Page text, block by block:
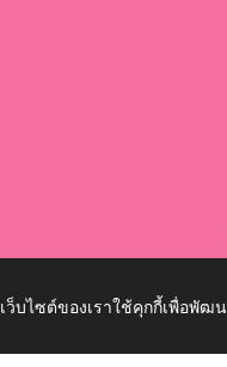
เว็บไซต์ของเราใช้คุกกี้เพื่อพั